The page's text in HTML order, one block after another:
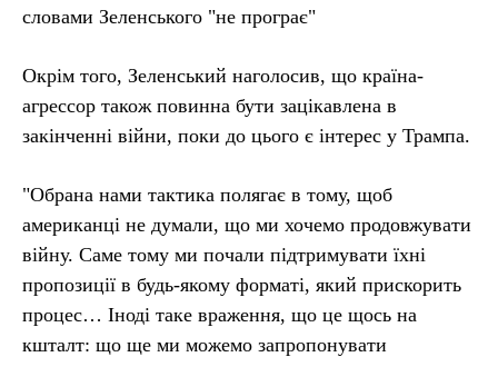
словами Зеленського "не програє"
Окрім того, Зеленський наголосив, що країна-
агрессор також повинна бути зацікавлена в
закінченні війни, поки до цього є інтерес у Трампа.
"Обрана нами тактика полягає в тому, щоб
американці не думали, що ми хочемо продовжувати
війну. Саме тому ми почали підтримувати їхні
пропозиції в будь-якому форматі, який прискорить
процес… Іноді таке враження, що це щось на
кшталт: що ще ми можемо запропонувати